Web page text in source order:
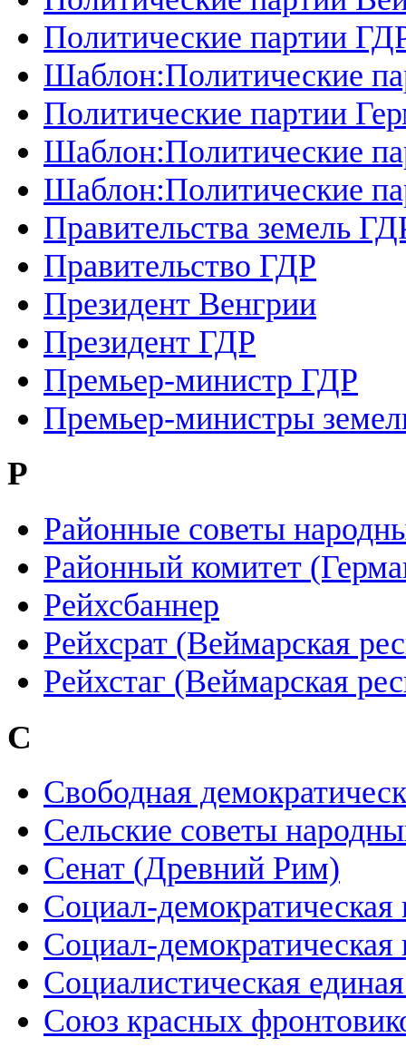
Политические партии
Шаблон:Политические
Политические партии
Шаблон:Политические
Шаблон:Политические
Правительства земель
Правительство ГДР
Президент Венгрии
Президент ГДР
Премьер-министр ГДР
Премьер-министры
Р
Районные советы
Районный комитет
Рейхсбаннер
Рейхсрат (Веймарская
Рейхстаг (Веймарская
С
Свободная
Сельские советы
Сенат (Древний Рим)
Социал-
Социал-
Социалистическая
Союз красных